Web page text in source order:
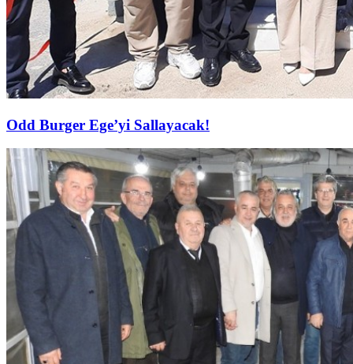
Odd Burger Ege’yi Sallayacak!